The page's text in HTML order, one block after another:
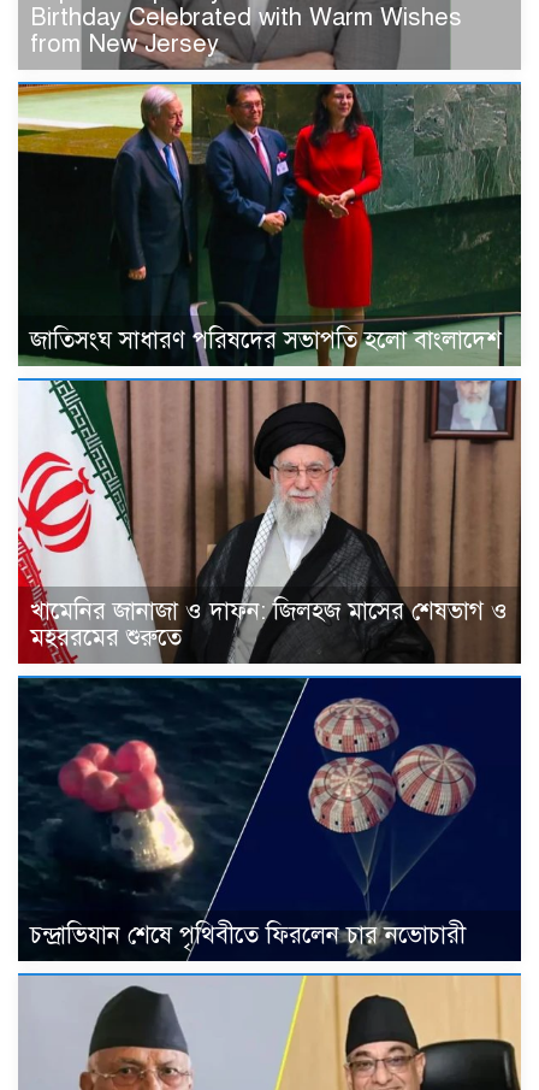
Birthday Celebrated with Warm Wishes
from New Jersey
জাতিসংঘ সাধারণ পরিষদের সভাপতি হলো বাংলাদেশ
খামেনির জানাজা ও দাফন: জিলহজ মাসের শেষভাগ ও
মহররমের শুরুতে
চন্দ্রাভিযান শেষে পৃথিবীতে ফিরলেন চার নভোচারী